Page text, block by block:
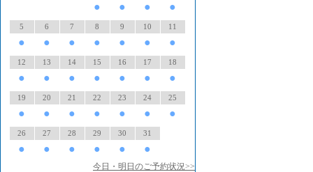
● ● ● ●
5
●
6
●
7
●
8
●
9
●
10
●
11
●
12
●
13
●
14
●
15
●
16
●
17
●
18
●
19
●
20
●
21
●
22
●
23
●
24
●
25
●
26
●
27
●
28
●
29
●
30
●
31
●
今日・明日のご予約状況>>